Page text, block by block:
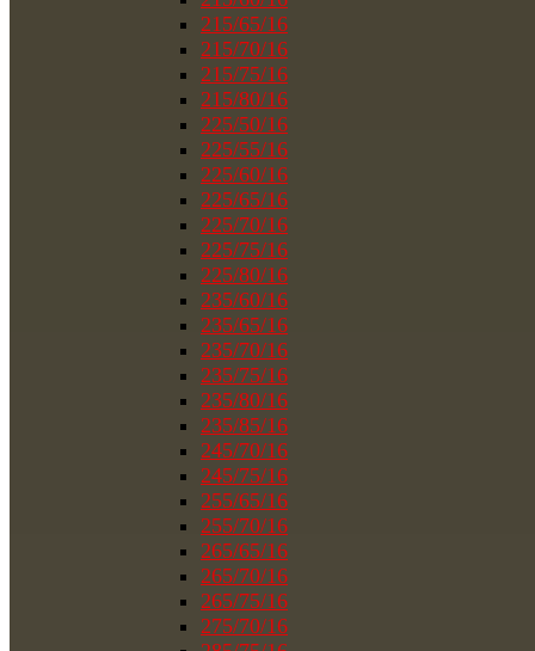
215/65/16
215/70/16
215/75/16
215/80/16
225/50/16
225/55/16
225/60/16
225/65/16
225/70/16
225/75/16
225/80/16
235/60/16
235/65/16
235/70/16
235/75/16
235/80/16
235/85/16
245/70/16
245/75/16
255/65/16
255/70/16
265/65/16
265/70/16
265/75/16
275/70/16